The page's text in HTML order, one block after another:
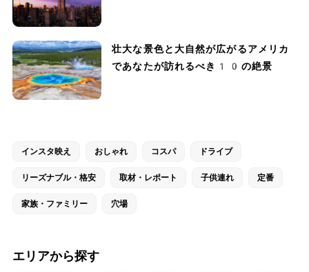
壮大な景色と大自然が広がるアメリカ
であなたが訪れるべき10の絶景
インスタ映え おしゃれ コスパ ドライブ
リーズナブル・格安 取材・レポート 子供連れ 定番
家族・ファミリー 穴場
エリアから探す